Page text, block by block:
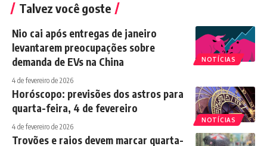
Talvez você goste
NOTÍCIAS
Nio cai após entregas de janeiro
levantarem preocupações sobre
demanda de EVs na China
4 de fevereiro de 2026
NOTÍCIAS
Horóscopo: previsões dos astros para
quarta-feira, 4 de fevereiro
4 de fevereiro de 2026
Trovões e raios devem marcar quarta-